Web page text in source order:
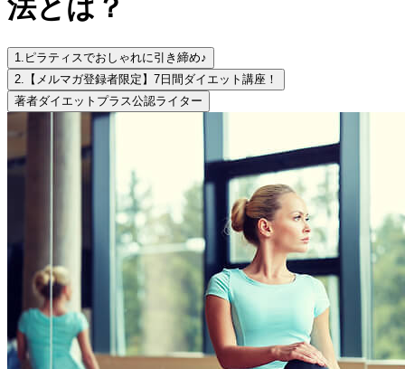
法とは？
1. ピラティスでおしゃれに引き締め♪
2. 【メルマガ登録者限定】7日間ダイエット講座！
著者ダイエットプラス公認ライター